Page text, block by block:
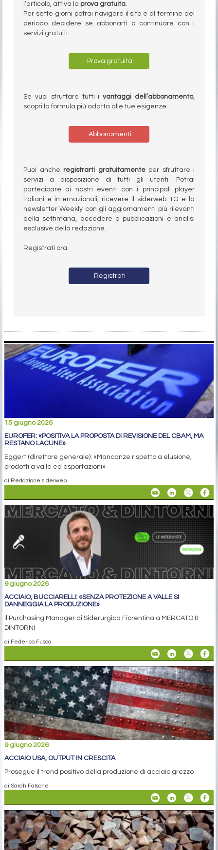
l’articolo, attiva la prova gratuita.
Per sette giorni potrai navigare il sito e al termine del
periodo decidere se abbonarti o continuare con i
servizi gratuiti.
Prova gratuita
Se vuoi sfruttare tutti ivantaggi dell’abbonamento,
scopri la formula più adatta alle tue esigenze.
Abbonamenti
Puoi anche registrarti gratuitamenteper sfruttare i
servizi a disposizione di tutti gli utenti. Potrai
partecipare ai nostri eventi con i principali player
italiani e internazionali, ricevere il siderweb TG e la
newsletter Weekly con gli aggiornamenti più rilevanti
della settimana, accedere a pubblicazioni e analisi
esclusive della redazione.
Registrati ora.
Registrati
15 giugno 2026
EUROFER: «POSITIVA LA PROPOSTA DI REVISIONE DEL CBAM, MA
RESTANO LACUNE»
Eggert (direttore generale): «Mancanze rispetto a elusione,
prodotti a valle ed esportazioni»
di Redazione siderweb
9 giugno 2026
ACCIAIO, BUCCIARELLI: «SENZA PROTEZIONE A VALLE SI
DANNEGGIA LA PRODUZIONE»
Il Purchasing Manager di Siderurgica Fiorentina a MERCATO &
DINTORNI
di Federico Fusca
9 giugno 2026
ACCIAIO USA, OUTPUT IN CRESCITA
Prosegue il trend positivo della produzione di acciaio grezzo
di Sarah Falsone